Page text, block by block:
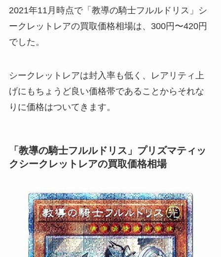
2021年11月時点で「教導の騎士フルルドリス」シ
ークレットレアの買取価格相場は、300円〜420円
でした。
シークレットレアは封入率も低く、レアリティ上
げにもちょうど良い価格帯であることからそれな
りに価格はついてきます。
「教導の騎士フルルドリス」プリズマティッ
クシークレットレアの買取価格相場